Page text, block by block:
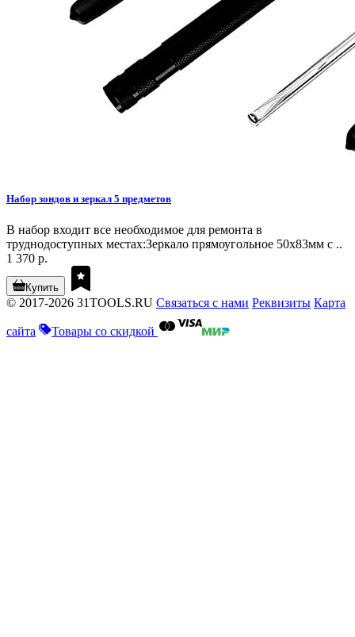
Набор зондов и зеркал 5 предметов
В набор входит все необходимое для ремонта в
труднодоступных местах:Зеркало прямоугольное 50х83мм с ..
1 370 р.
Купить
© 2017-2026 31TOOLS.RU Связаться с нами Реквизиты Карта
сайта Товары со скидкой